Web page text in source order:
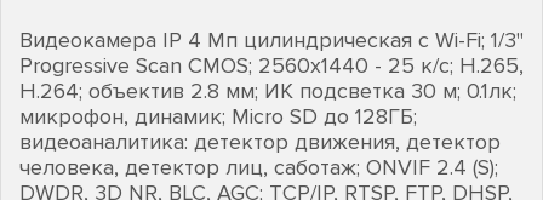
Видеокамера IP 4 Мп цилиндрическая c Wi-Fi; 1/3"
Progressive Scan CMOS; 2560х1440 - 25 к/с; H.265,
H.264; объектив 2.8 мм; ИК подсветка 30 м; 0.1лк;
микрофон, динамик; Micro SD до 128ГБ;
видеоаналитика: детектор движения, детектор
человека, детектор лиц, саботаж; ONVIF 2.4 (S);
DWDR, 3D NR, BLC, AGC; TCP/IP, RTSP, FTP, DHSP,